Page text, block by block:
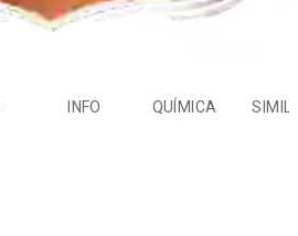
INFO QUÍMICA